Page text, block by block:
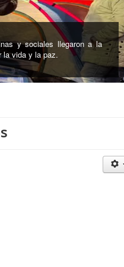
Personas Desaparecidas
armado